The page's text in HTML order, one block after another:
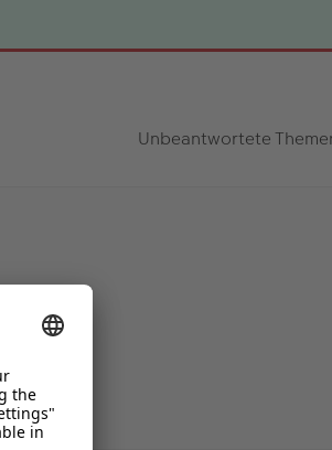
Unbeantwortete